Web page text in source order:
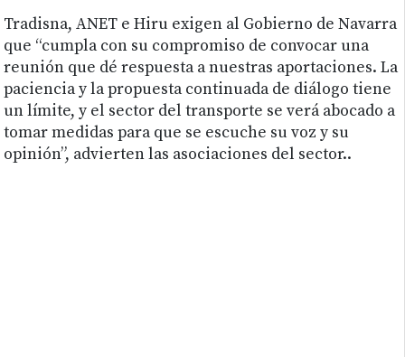
Tradisna, ANET e Hiru exigen al Gobierno de Navarra
que “cumpla con su compromiso de convocar una
reunión que dé respuesta a nuestras aportaciones. La
paciencia y la propuesta continuada de diálogo tiene
un límite, y el sector del transporte se verá abocado a
tomar medidas para que se escuche su voz y su
opinión”, advierten las asociaciones del sector..